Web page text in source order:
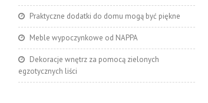
Praktyczne dodatki do domu mogą być piękne
Meble wypoczynkowe od NAPPA
Dekoracje wnętrz za pomocą zielonych
egzotycznych liści